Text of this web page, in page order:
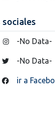
sociales
-No Data-
-No Data-
ir a